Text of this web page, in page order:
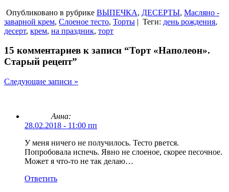
Опубликовано в рубрике ВЫПЕЧКА, ДЕСЕРТЫ, Масляно -
заварной крем, Слоеное тесто, Торты | Теги: день рождения,
десерт, крем, на праздник, торт
15 комментариев к записи “Торт «Наполеон».
Старый рецепт”
Следующие записи »
Анна:
28.02.2018 - 11:00 пп
У меня ничего не получилось. Тесто рвется.
Попробовала испечь. Явно не слоеное, скорее песочное.
Может я что-то не так делаю…
Ответить